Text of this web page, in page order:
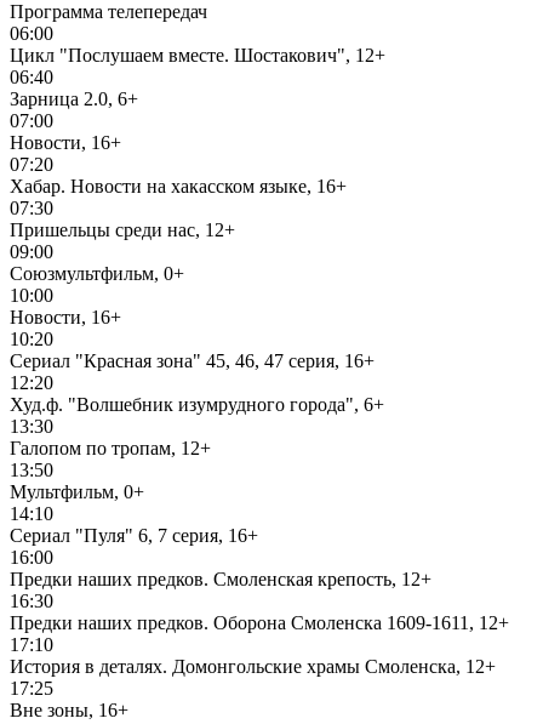
Программа телепередач
06:00
Цикл "Послушаем вместе. Шостакович", 12+
06:40
Зарница 2.0, 6+
07:00
Новости, 16+
07:20
Хабар. Новости на хакасском языке, 16+
07:30
Пришельцы среди нас, 12+
09:00
Союзмультфильм, 0+
10:00
Новости, 16+
10:20
Сериал "Красная зона" 45, 46, 47 серия, 16+
12:20
Худ.ф. "Волшебник изумрудного города", 6+
13:30
Галопом по тропам, 12+
13:50
Мультфильм, 0+
14:10
Сериал "Пуля" 6, 7 серия, 16+
16:00
Предки наших предков. Смоленская крепость, 12+
16:30
Предки наших предков. Оборона Смоленска 1609-1611, 12+
17:10
История в деталях. Домонгольские храмы Смоленска, 12+
17:25
Вне зоны, 16+